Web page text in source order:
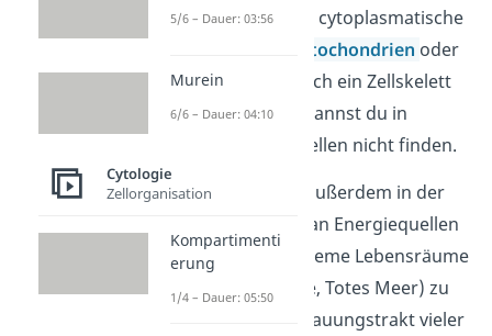
membranumhüllte cytoplasmatische
Mitochondrien oder
Chloroplasten
. Auch ein Zellskelett
oder Cytoskelett
kannst du in
prokaryotischen Zellen nicht finden.
Prokaryoten sind außerdem in der
Lage eine Vielzahl an Energiequellen
zu nutzen und extreme Lebensräume
(z.B. Vulkangebiete, Totes Meer) zu
besiedeln. Im Verdauungstrakt vieler
5/6 – Dauer: 03:56
Murein
6/6 – Dauer: 04:10
Cytologie
Zellorganisation
Kompartimenti
erung
1/4 – Dauer: 05:50